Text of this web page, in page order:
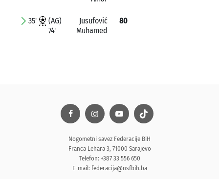
35'
(AG)
74'
Jusufović
Muhamed
80
Nogometni savez Federacije BiH
Franca Lehara 3, 71000 Sarajevo
Telefon: +387 33 556 650
E-mail: federacija@nsfbih.ba